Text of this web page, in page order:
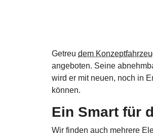
Getreu dem
angeboten. Seine
wird er mit neuen, noch in
können.
Ein Smart für
Wir finden auch mehrere